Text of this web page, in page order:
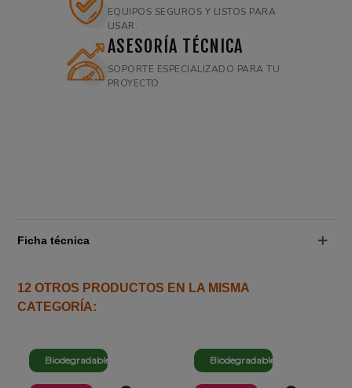
EQUIPOS SEGUROS Y LISTOS PARA
USAR.
ASESORÍA TÉCNICA
SOPORTE ESPECIALIZADO PARA TU
PROYECTO.
Ficha técnica
12 OTROS PRODUCTOS EN LA MISMA
CATEGORÍA:
Biodegradable Biodegradable